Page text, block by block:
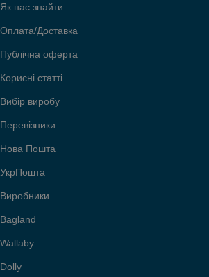
Як нас знайти
Оплата/Доставка
Публічна оферта
Корисні статті
Вибір виробу
Перевізники
Нова Пошта
УкрПошта
Виробники
Bagland
Wallaby
Dolly